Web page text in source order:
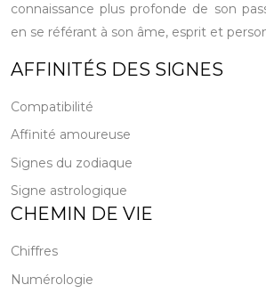
connaissance plus profonde de son
en se référant à son âme, esprit et
AFFINITÉS DES SIGNES
Compatibilité
Affinité amoureuse
Signes du zodiaque
Signe astrologique
CHEMIN DE VIE
Chiffres
Numérologie